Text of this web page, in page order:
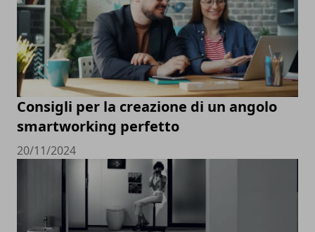
Consigli per la creazione di un angolo
smartworking perfetto
20/11/2024